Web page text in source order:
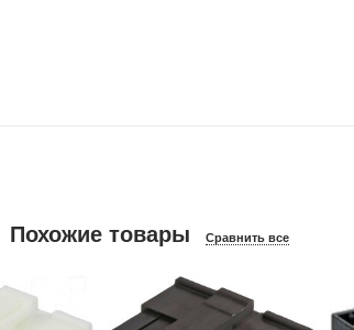
Похожие товары Сравнить все